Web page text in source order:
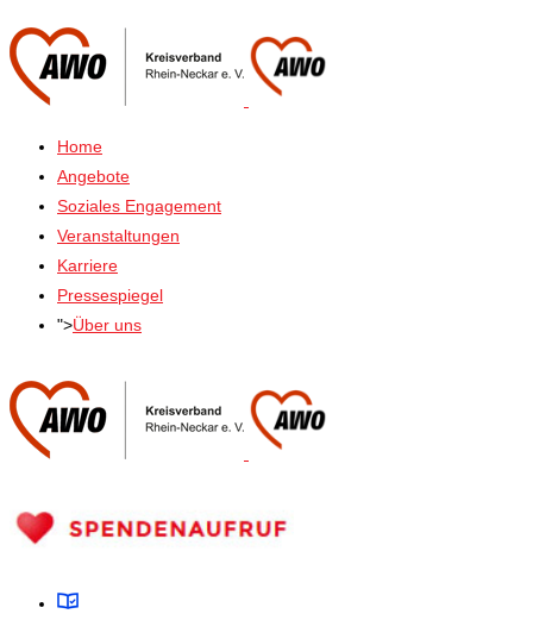
Home
Angebote
Soziales Engagement
Veranstaltungen
Karriere
Pressespiegel
">Über uns